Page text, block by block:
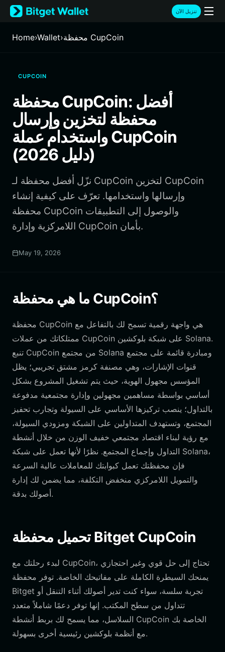
English
日本語
Русский
Italiano
Deutsch
简体中文
繁體中文
Português (Portugal)
Bahasa Indonesia
ภาษาไทย
বাংলা
Español
Português (Brasil)
Español (Argentina)
تنزيل الآن
Home›Wallet› محفظة CupCoin
CUPCOIN
محفظة CupCoin: أفضل
محفظة لتخزين وإرسال
واستخدام عملة CupCoin
(دليل 2026)
نزّل أفضل محفظة لـ CupCoin لتخزين CupCoin
وإرسالها واستخدامها. تعرّف على كيفية إنشاء
محفظة CupCoin والوصول إلى التطبيقات
اللامركزية وإدارة CupCoin بأمان.
May 19, 2026
ما هي محفظة CupCoin؟
محفظة CupCoin هي واجهة رقمية تسمح لك بالتفاعل مع
ممتلكاتك من عملات CupCoin على شبكة بلوكشين Solana.
تنبع CupCoin من مجتمع Solana ومبادرة قائمة على مجتمع
قنوات الإشارات، وهي مصنفة كرمز مشتق تجريبي؛ يظل
المؤسس مجهول الهوية، حيث يتم تشغيل المشروع بشكل
أساسي بواسطة مساهمين مجهولين وإدارة مجتمعية مدفوعة
بالتداول؛ ينصب تركيزها الأساسي على السيولة وتجارب تحفيز
المجتمع، وتستهدف المتداولين على الشبكة ومزودي السيولة،
مع رؤية لبناء اقتصاد مجتمعي خفيف الوزن من خلال أنشطة
التداول وإجماع المجتمع. نظرًا لأنها تعمل على شبكة Solana،
فإن محفظتك تعمل كبوابتك للمعاملات عالية السرعة
والتمويل اللامركزي منخفض التكلفة، مما يضمن لك إدارة
أصولك بدقة.
تحميل محفظة Bitget CupCoin
لبدء رحلتك مع CupCoin، تحتاج إلى حل قوي وغير احتجازي
يمنحك السيطرة الكاملة على مفاتيحك الخاصة. توفر محفظة
Bitget تجربة سلسة، سواء كنت تدير أصولك أثناء التنقل أو
تتداول من سطح المكتب. إنها توفر دعمًا شاملاً متعدد
السلاسل، مما يسمح لك بربط أنشطة CupCoin الخاصة بك
مع أنظمة بلوكشين رئيسية أخرى بسهولة.